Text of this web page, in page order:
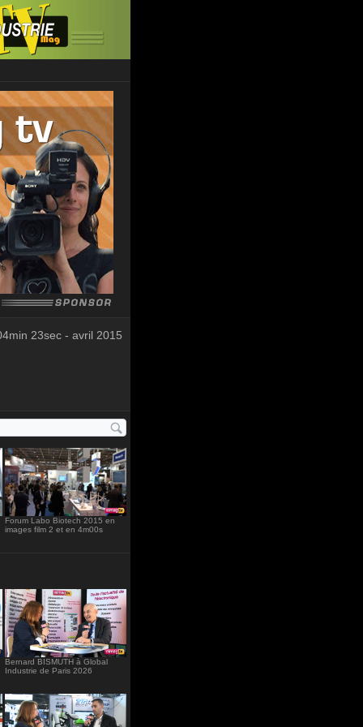
23sec - avril 2015
Forum Labo Biotech 2015 en
images film 2 et en 4m00s
Bernard BISMUTH à Global
Industrie de Paris 2026